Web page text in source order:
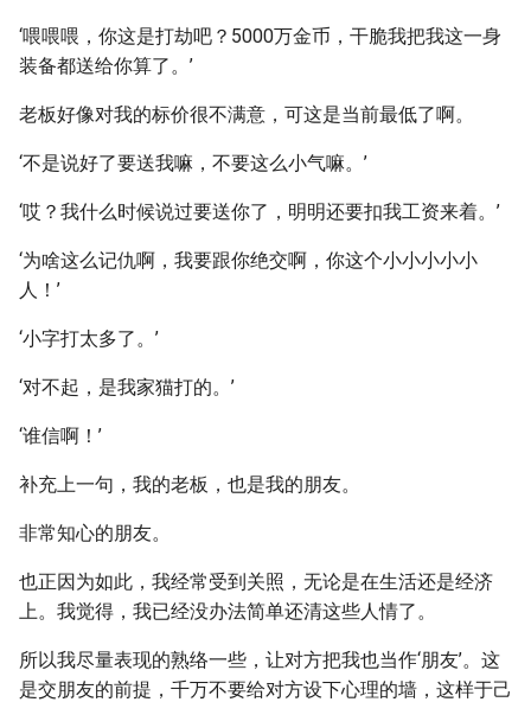
‘喂喂喂，你这是打劫吧？5000万金币，干脆我把我这一身
装备都送给你算了。’
老板好像对我的标价很不满意，可这是当前最低了啊。
‘不是说好了要送我嘛，不要这么小气嘛。’
‘哎？我什么时候说过要送你了，明明还要扣我工资来着。’
‘为啥这么记仇啊，我要跟你绝交啊，你这个小小小小小
人！’
‘小字打太多了。’
‘对不起，是我家猫打的。’
‘谁信啊！’
补充上一句，我的老板，也是我的朋友。
非常知心的朋友。
也正因为如此，我经常受到关照，无论是在生活还是经济
上。我觉得，我已经没办法简单还清这些人情了。
所以我尽量表现的熟络一些，让对方把我也当作‘朋友’。这
是交朋友的前提，千万不要给对方设下心理的墙，这样于己